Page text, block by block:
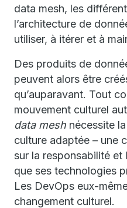
data mesh, les
l’architecture de
utiliser, à itérer et à
Des produits de
peuvent alors être
qu’auparavant. Tout
mouvement culturel
data mesh nécessite
culture adaptée – une
sur la responsabilité
que ses technologies
Les DevOps eux-
changement culturel.